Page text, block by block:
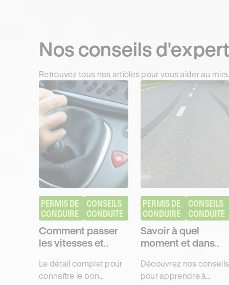
Nos conseils
Retrouvez tous nos articles pour vous aider au
PERMIS DE
CONDUIRE
CONSEILS
CONDUITE
Comment passer
les vitesses et
Le détail complet pour
connaître le bon
PERMIS DE
CONDUIRE
CONSEILS
CONDUITE
Savoir à quel
moment et dans
freiner
Découvrez nos conseils
pour apprendre à